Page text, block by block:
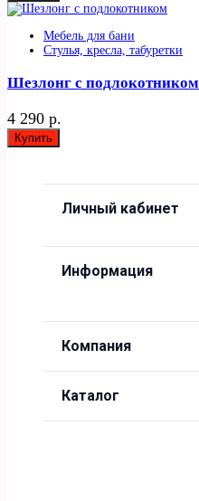
Мебель для бани
Стулья, кресла, табуретки
Шезлонг с подлокотником
4 290 р.
Купить
Личный кабинет
Информация
Компания
Каталог